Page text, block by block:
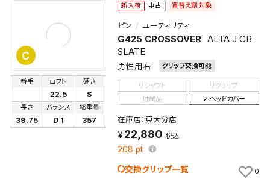
C
新入荷 中古 買替え割対象
ピン ユーティリティ
G425 CROSSOVER ALTA J CB
SLATE
男性用右 グリップ交換可能
番手 ロフト
22.5
硬さ
S
長さ
39.75
バランス
D 1
総重量
357
リシャフト
リグリップ
付属品
ヘッドカバー
在庫店：東大分店
22,880 税込
208 pt
交換グリップ一覧 0